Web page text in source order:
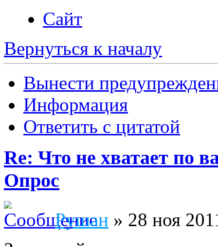
Сайт
Вернуться к началу
Вынести
Информация
Ответить с цитатой
Re: Что не хватает по
Опрос
Рушан » 28 ноя